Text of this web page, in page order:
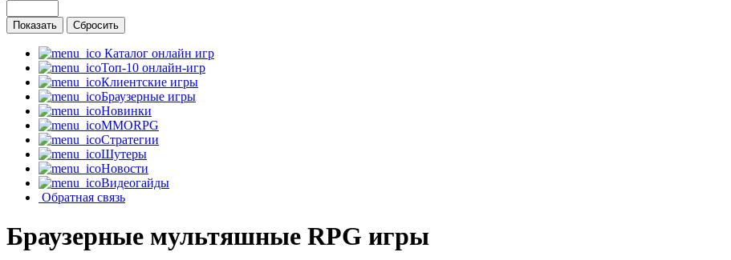
Каталог онлайн игр
Топ-10 онлайн-игр
Клиентские игры
Браузерные игры
Новинки
MMORPG
Стратегии
Шутеры
Новости
Видеогайды
Обратная связь
Браузерные мультяшные RPG игры